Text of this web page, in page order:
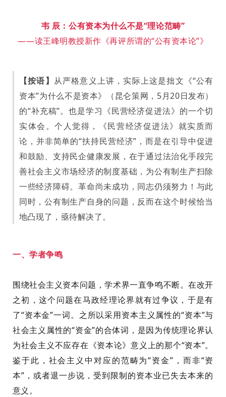
韦 辰：公有资本为什么不是“理论范畴”
——读王峰明教授新作《再评所谓的“公有资本论”》
【按语】 从严格意义上讲，实际上这是拙文《“公有
资本”为什么不是资本》（昆仑策网，5月20日发布）
的“补充稿”。也是学习《民营经济促进法》的一个切
实体会。个人觉得，《民营经济促进法》就实质而
论，并非简单的“扶持民营经济”，而是在引导中促进
和鼓励、支持民企健康发展，在于通过法治化手段完
善社会主义市场经济的制度基础，为公有制生产扫除
一些经济障碍。革命尚未成功，同志仍须努力！与此
同时，公有制生产自身的问题，反而在这个时候恰当
地凸现了，亟待解决了。
一、学者争鸣
围绕社会主义资本问题，学术界一直争鸣不断。在改开
之初，这个问题在马政经理论界就有过争议，于是有
了“资本金”一词。之所以采用资本主义属性的“资本”与
社会主义属性的“资金”的合体词，是因为传统理论界认
为社会主义不应存在《资本论》意义上的那个“资本”。
鉴于此，社会主义中对应的范畴为“资金”，而非“资
本” ，或者退一步说，受到限制的资本业已失去本来的
意义 。